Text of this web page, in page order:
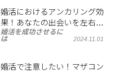
婚活におけるアンカリング効
果！あなたの出会いを左右す
る心理とは？
婚活を成功させるに
は
2024.11.01
婚活で注意したい！マザコン